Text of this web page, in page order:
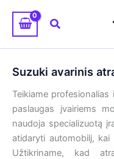
turinio
Paieška
Suzuki avarinis
Teikiame
paslaugas įvairiems
naudoja specializuotą
atidaryti automobilį,
Užtikriname, kad